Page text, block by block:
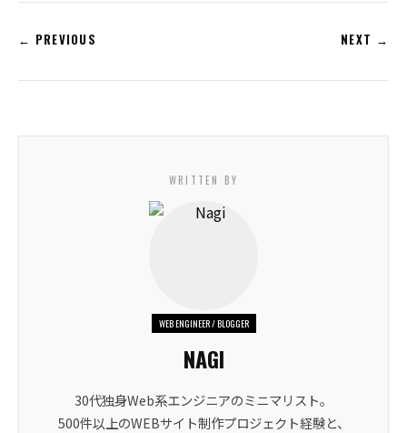
← PREVIOUS NEXT →
WRITTEN BY
WEB ENGINEER / BLOGGER
NAGI
30代独身Web系エンジニアのミニマリスト。
500件以上のWEBサイト制作プロジェクト経験と、